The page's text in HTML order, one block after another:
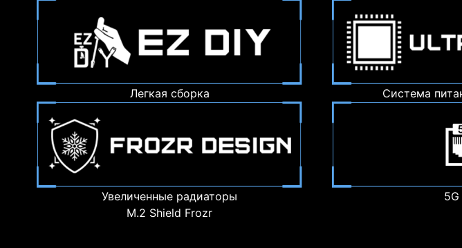
Легкая сборка Система
Увеличенные радиаторы
M.2 Shield Frozr